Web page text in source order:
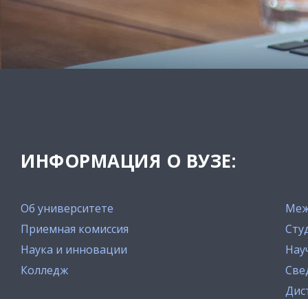
ИНФОРМАЦИЯ О ВУЗЕ:
Об университете
Приемная комиссия
Наука и инновации
Колледж